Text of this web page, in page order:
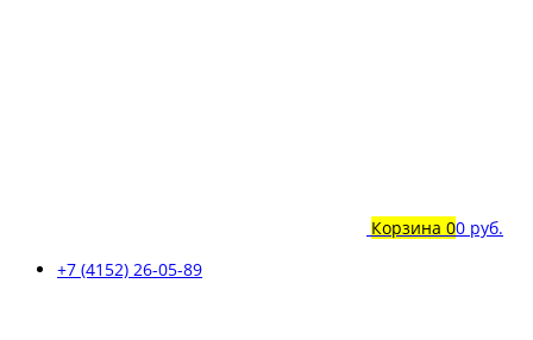
Корзина 00 руб.
+7 (4152) 26-05-89